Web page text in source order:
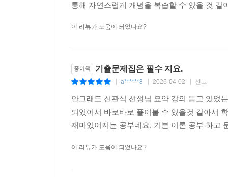
통해 자연스럽게 개념을 복습할 수 있을 것
이 리뷰가 도움이 되었나요?
종이책 기출문제집은 필수 지요.
a******8 2026-04-02 신고
안그래도 신관식 선생님 요약 강의 듣고 있었
되있어서 바로바로 풀어볼 수 있을것 같아서
재미있어지는 공부네요. 기본 이론 공부 하
이 리뷰가 도움이 되었나요?